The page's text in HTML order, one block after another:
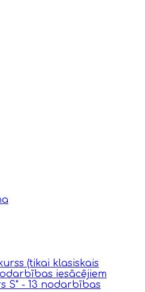
(tikai klasiskais
iesācējiem
S" - 13 nodarbības